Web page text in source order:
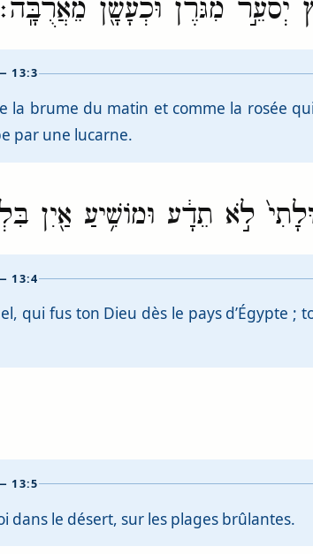
יְסֹעֵ֣ר מִגֹּ֔רֶן וּכְעָשָׁ֖ן מֵאֲרֻבָּֽה׃
13:3
la brume du matin et comme la rosée
par une lucarne.
לֹ֣א תֵדָ֔ע וּמוֹשִׁ֥יעַ אַ֖יִן
13:4
qui fus ton Dieu dès le pays d’Égypte
13:5
dans le désert, sur les plages brûlantes.